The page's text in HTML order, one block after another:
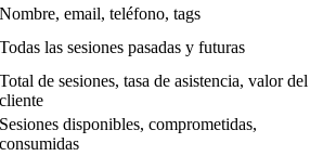
Nombre, email, teléfono, tags
Todas las sesiones pasadas y futuras
Total de sesiones, tasa de asistencia, valor del
cliente
Sesiones disponibles, comprometidas,
consumidas